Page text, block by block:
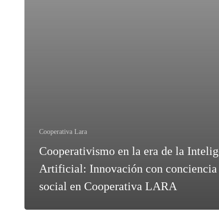
Cooperativa Lara
Cooperativismo en la era de la
Artificial: Innovación con conciencia
social en Cooperativa LARA